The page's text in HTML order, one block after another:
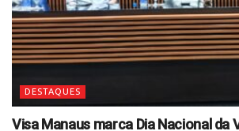
DESTAQUES
Visa Manaus marca Dia Nacional da